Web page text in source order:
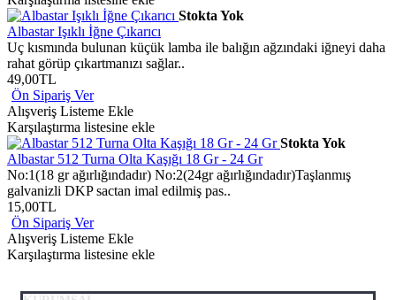
Stokta Yok
Albastar Işıklı İğne Çıkarıcı
Uç kısmında bulunan küçük lamba ile balığın ağzındaki iğneyi daha
rahat görüp çıkartmanızı sağlar..
49,00TL
Ön Sipariş Ver
Alışveriş Listeme Ekle
Karşılaştırma listesine ekle
Stokta Yok
Albastar 512 Turna Olta Kaşığı 18 Gr - 24 Gr
No:1(18 gr ağırlığındadır) No:2(24gr ağırlığındadır)Taşlanmış
galvanizli DKP sactan imal edilmiş pas..
15,00TL
Ön Sipariş Ver
Alışveriş Listeme Ekle
Karşılaştırma listesine ekle